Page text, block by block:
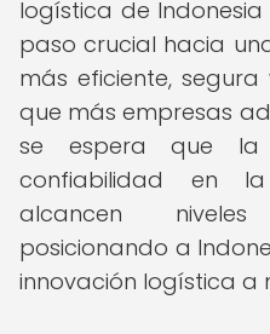
logística de
paso crucial hacia
más eficiente,
que más empresas
se espera que la
confiabilidad en
alcancen
posicionando a
innovación logística a